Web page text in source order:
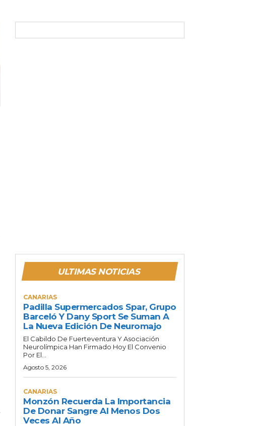
ULTIMAS NOTICIAS
CANARIAS
Padilla Supermercados Spar, Grupo
Barceló Y Dany Sport Se Suman A
La Nueva Edición De Neuromajo
El Cabildo De Fuerteventura Y Asociación
Neurolímpica Han Firmado Hoy El Convenio
Por El...
Agosto 5, 2026
CANARIAS
Monzón Recuerda La Importancia
De Donar Sangre Al Menos Dos
Veces Al Año